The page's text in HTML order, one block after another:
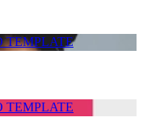
TEMPLATE
TEMPLATE